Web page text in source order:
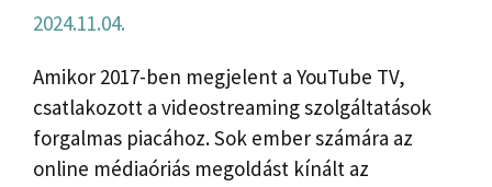
2024.11.04.
Amikor 2017-ben megjelent a YouTube TV,
csatlakozott a videostreaming szolgáltatások
forgalmas piacához. Sok ember számára az
online médiaóriás megoldást kínált az